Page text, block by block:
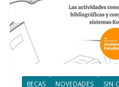
BECAS NOVEDADES SIN